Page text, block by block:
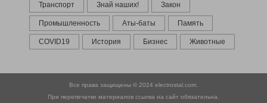
Транспорт Знай наших! Закон
Промышленность Аты-баты Память
COVID19 История Бизнес Животные
Все права защищены © 2024 electrostal.com.
При перепечатке материалов ссылка на сайт обязательна.